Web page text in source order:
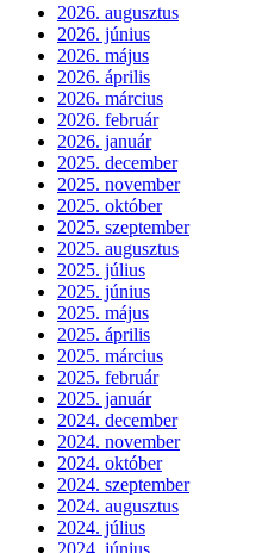
2026. augusztus
2026. június
2026. május
2026. április
2026. március
2026. február
2026. január
2025. december
2025. november
2025. október
2025. szeptember
2025. augusztus
2025. július
2025. június
2025. május
2025. április
2025. március
2025. február
2025. január
2024. december
2024. november
2024. október
2024. szeptember
2024. augusztus
2024. július
2024. június